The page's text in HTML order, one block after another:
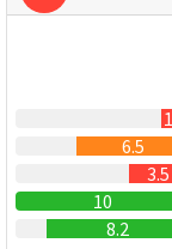
6.5
3.5
10
8.2